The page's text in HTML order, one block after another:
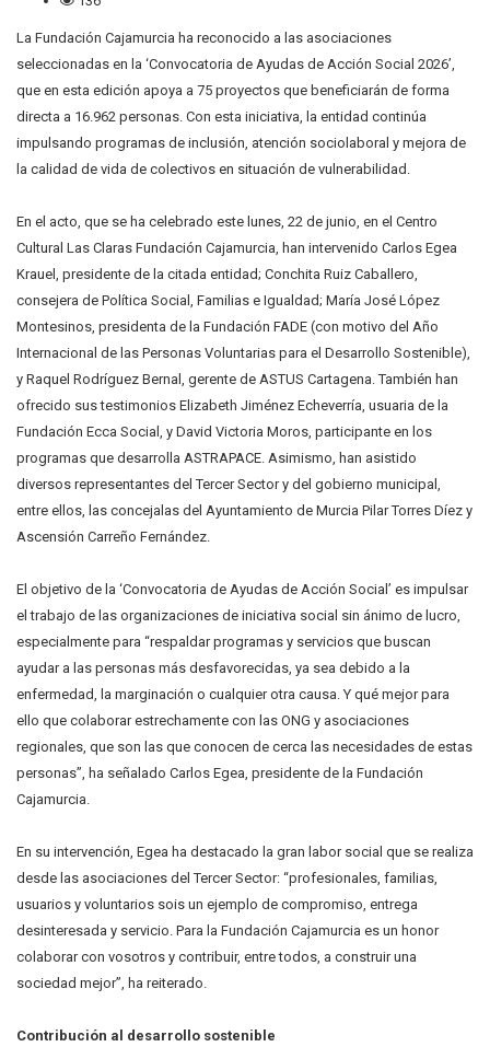
La Fundación Cajamurcia ha reconocido a las asociaciones
seleccionadas en la ‘Convocatoria de Ayudas de Acción Social 2026’,
que en esta edición apoya a 75 proyectos que beneficiarán de forma
directa a 16.962 personas. Con esta iniciativa, la entidad continúa
impulsando programas de inclusión, atención sociolaboral y mejora de
la calidad de vida de colectivos en situación de vulnerabilidad.
En el acto, que se ha celebrado este lunes, 22 de junio, en el Centro
Cultural Las Claras Fundación Cajamurcia, han intervenido Carlos Egea
Krauel, presidente de la citada entidad; Conchita Ruiz Caballero,
consejera de Política Social, Familias e Igualdad; María José López
Montesinos, presidenta de la Fundación FADE (con motivo del Año
Internacional de las Personas Voluntarias para el Desarrollo Sostenible),
y Raquel Rodríguez Bernal, gerente de ASTUS Cartagena. También han
ofrecido sus testimonios Elizabeth Jiménez Echeverría, usuaria de la
Fundación Ecca Social, y David Victoria Moros, participante en los
programas que desarrolla ASTRAPACE. Asimismo, han asistido
diversos representantes del Tercer Sector y del gobierno municipal,
entre ellos, las concejalas del Ayuntamiento de Murcia Pilar Torres Díez y
Ascensión Carreño Fernández.
El objetivo de la ‘Convocatoria de Ayudas de Acción Social’ es impulsar
el trabajo de las organizaciones de iniciativa social sin ánimo de lucro,
especialmente para “respaldar programas y servicios que buscan
ayudar a las personas más desfavorecidas, ya sea debido a la
enfermedad, la marginación o cualquier otra causa. Y qué mejor para
ello que colaborar estrechamente con las ONG y asociaciones
regionales, que son las que conocen de cerca las necesidades de estas
personas”, ha señalado Carlos Egea, presidente de la Fundación
Cajamurcia.
En su intervención, Egea ha destacado la gran labor social que se realiza
desde las asociaciones del Tercer Sector: “profesionales, familias,
usuarios y voluntarios sois un ejemplo de compromiso, entrega
desinteresada y servicio. Para la Fundación Cajamurcia es un honor
colaborar con vosotros y contribuir, entre todos, a construir una
sociedad mejor”, ha reiterado.
Contribución al desarrollo sostenible